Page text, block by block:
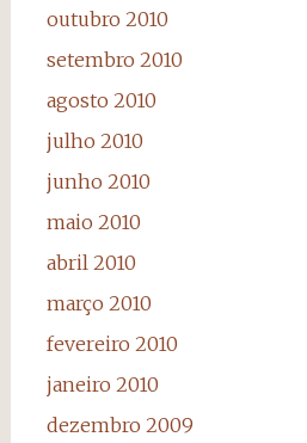
outubro 2010
setembro 2010
agosto 2010
julho 2010
junho 2010
maio 2010
abril 2010
março 2010
fevereiro 2010
janeiro 2010
dezembro 2009